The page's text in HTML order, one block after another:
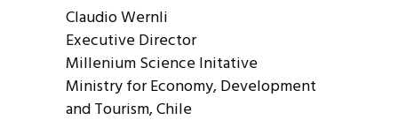
Claudio Wernli
Executive Director
Millenium Science Initative
Ministry for Economy, Development
and Tourism, Chile